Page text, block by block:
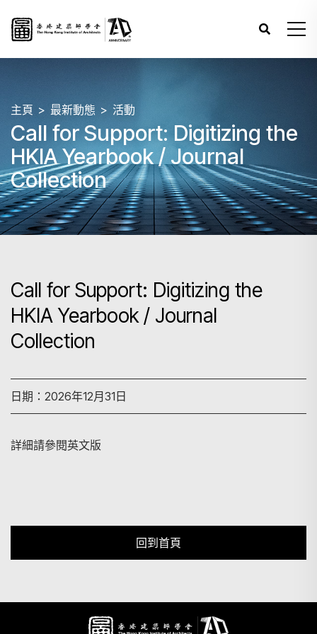
主頁 最新動態 活動
Call for Support: Digitizing the
HKIA Yearbook / Journal
Collection
Call for Support: Digitizing the
HKIA Yearbook / Journal
Collection
日期：2026年12月31日
詳細請參閱英文版
回到首頁